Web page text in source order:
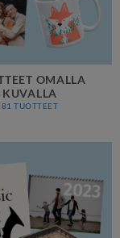
OMALLA
KUVALLA
81 TUOTTEET